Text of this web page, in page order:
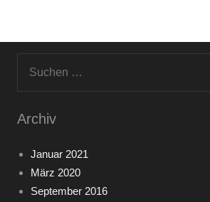
Archiv
Januar 2021
März 2020
September 2016